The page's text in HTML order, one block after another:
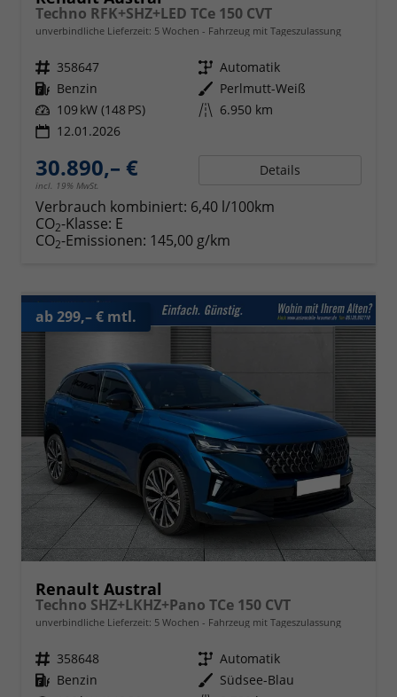
Techno RFK+SHZ+LED TCe 150 CVT
unverbindliche Lieferzeit: 5 Wochen Fahrzeug mit Tageszulassung
Fahrzeugnr. 358647 Getriebe Automatik
Kraftstoff Benzin Außenfarbe Perlmutt-Weiß
Leistung 109 kW (148 PS) Kilometerstand 6.950 km
12.01.2026
30.890,– €
incl. 19% MwSt.
Details
Verbrauch kombiniert: 6,40 l/100km
CO2-Klasse: E
CO2-Emissionen: 145,00 g/km
ab 299,– € mtl.
Renault Austral
Techno SHZ+LKHZ+Pano TCe 150 CVT
unverbindliche Lieferzeit: 5 Wochen Fahrzeug mit Tageszulassung
Fahrzeugnr. 358648 Getriebe Automatik
Kraftstoff Benzin Außenfarbe Südsee-Blau